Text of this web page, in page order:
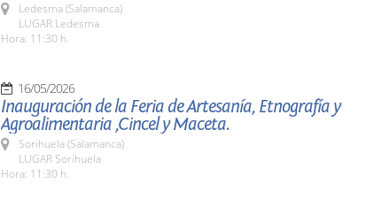
Ledesma (Salamanca)
LUGAR Ledesma
Hora: 11:30 h.
16/05/2026
Inauguración de la Feria de Artesanía, Etnografía y
Agroalimentaria ,Cincel y Maceta.
Sorihuela (Salamanca)
LUGAR Sorihuela
Hora: 11:30 h.